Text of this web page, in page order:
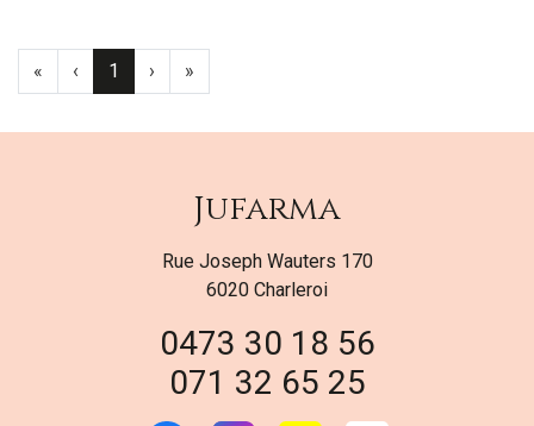
« ‹ 1 › »
Jufarma
Rue Joseph Wauters 170
6020 Charleroi
0473 30 18 56
071 32 65 25